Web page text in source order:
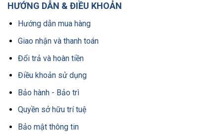
HƯỚNG DẪN & ĐIỀU KHOẢN
Hướng dẫn mua hàng
Giao nhận và thanh toán
Đổi trả và hoàn tiền
Điều khoản sử dụng
Bảo hành - Bảo trì
Quyền sở hữu trí tuệ
Bảo mật thông tin